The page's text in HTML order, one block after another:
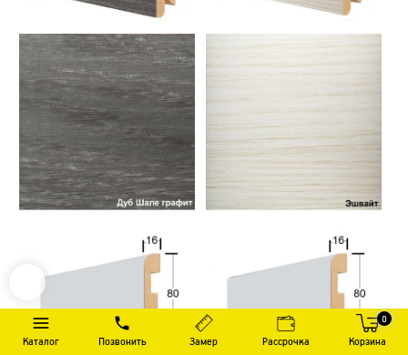
Каталог Позвонить Замер Рассрочка
0
Корзина